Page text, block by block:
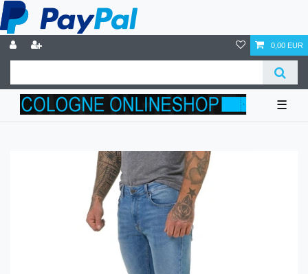
0,00 EUR
☰